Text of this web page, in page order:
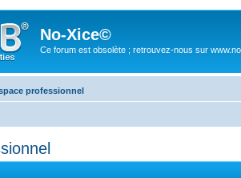
No-Xice©
Ce forum est obsolète ; retrouvez-nous sur
professionnel